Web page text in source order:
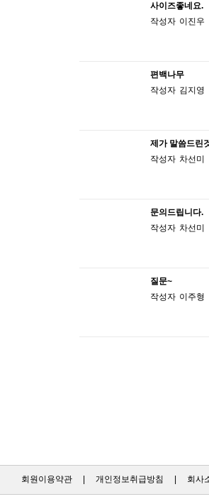
사이즈좋네요.
작성자 이진우
편백나무
작성자 김지영
제가 말씀드린
작성자 차선미
문의드립니다.
작성자 차선미
질문~
작성자 이주형
회원이용약관| 개인정보취급방침 회사